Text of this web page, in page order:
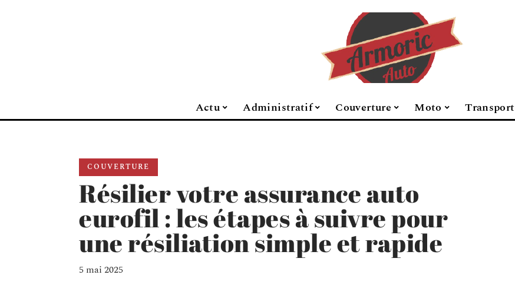
Actu Administratif Couverture Moto Transport
COUVERTURE
Résilier votre assurance auto
eurofil : les étapes à suivre pour
une résiliation simple et rapide
5 mai 2025